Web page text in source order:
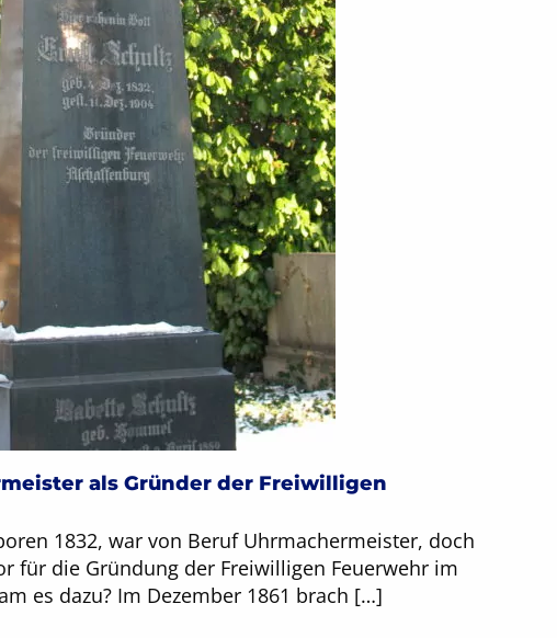
als Gründer der Freiwilligen
1832, war von Beruf Uhrmachermeister, doch
für die Gründung der Freiwilligen Feuerwehr im
es dazu? Im Dezember 1861 brach […]